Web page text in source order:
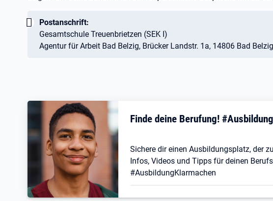
Wichtig:
Postanschrift:
Gesamtschule Treuenbrietzen (SEK I)
Agentur für Arbeit Bad Belzig, Brücker Landstr. 1a, 14806 Bad Belzig
Finde deine Berufung!
Sichere dir einen Ausbildungsplatz, der
Infos, Videos und Tipps für deinen
#AusbildungKlarmachen